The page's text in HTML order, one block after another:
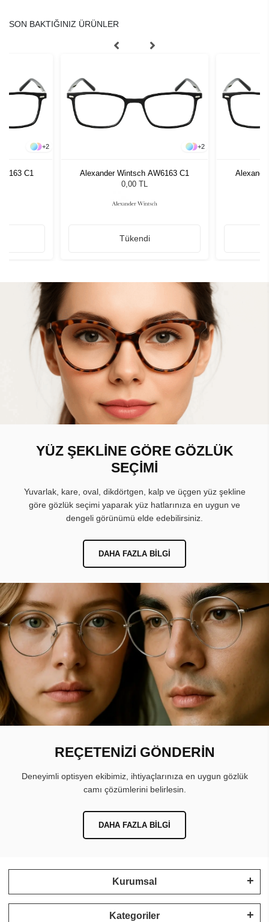
SON BAKTIĞINIZ ÜRÜNLER
+2
C1
+2
Alexander Wintsch AW6163 C1
0,00 TL
Tükendi
YÜZ ŞEKLİNE GÖRE GÖZLÜK
SEÇİMİ
Yuvarlak, kare, oval, dikdörtgen, kalp ve üçgen yüz şekline
göre gözlük seçimi yaparak yüz hatlarınıza en uygun ve
dengeli görünümü elde edebilirsiniz.
DAHA FAZLA BILGI
REÇETENİZİ GÖNDERİN
Deneyimli optisyen ekibimiz, ihtiyaçlarınıza en uygun gözlük
camı çözümlerini belirlesin.
DAHA FAZLA BILGI
Kurumsal
Kategoriler